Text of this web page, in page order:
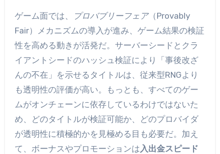
ゲーム面では、 プロバブリーフェア（Provably
Fair）メカニズムの導入が進み、ゲーム結果の検証
性を高める動きが活発だ。サーバーシードとクラ
イアントシードのハッシュ検証により「事後改ざ
んの不在」を示せるタイトルは、従来型RNGより
も透明性の評価が高い。もっとも、すべてのゲー
ムがオンチェーンに依存しているわけではないた
め、どのタイトルが検証可能か、どのプロバイダ
が透明性に積極的かを見極める目も必要だ。加え
て、ボーナスやプロモーションは 入出金スピード